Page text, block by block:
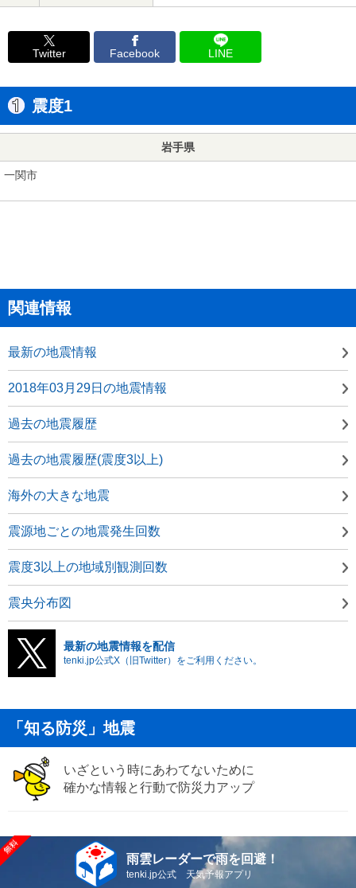
Twitter Facebook LINE
震度1
岩手県
一関市
関連情報
最新の地震情報
2018年03月29日の地震情報
過去の地震履歴
過去の地震履歴(震度3以上)
海外の大きな地震
震源地ごとの地震発生回数
震度3以上の地域別観測回数
震央分布図
最新の地震情報を配信
tenki.jp公式X（旧Twitter）をご利用ください。
「知る防災」地震
いざという時にあわてないために
確かな情報と行動で防災力アップ
雨雲レーダーで雨を回避！
tenki.jp公式 天気予報アプリ